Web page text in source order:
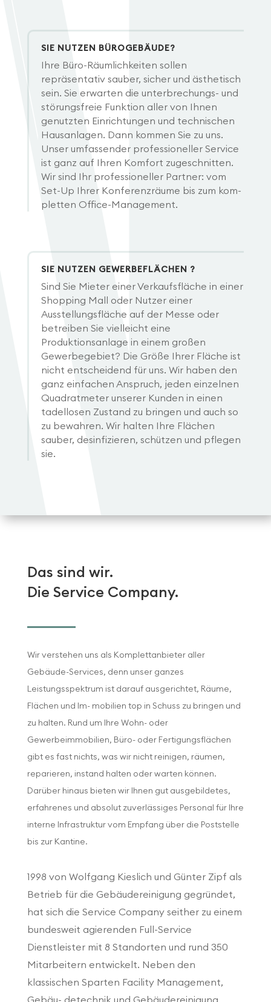
SIE NUTZEN BÜROGEBÄUDE?
Ihre Büro-Räumlichkeiten sollen
repräsentativ sauber, sicher und ästhetisch
sein. Sie erwarten die unterbrechungs- und
störungsfreie Funktion aller von Ihnen
genutzten Einrichtungen und technischen
Hausanlagen. Dann kommen Sie zu uns.
Unser umfassender professioneller Service
ist ganz auf Ihren Komfort zugeschnitten.
Wir sind Ihr professioneller Partner: vom
Set-Up Ihrer Konferenzräume bis zum kom-
pletten Office-Management.
SIE NUTZEN GEWERBEFLÄCHEN ?
Sind Sie Mieter einer Verkaufsfläche in einer
Shopping Mall oder Nutzer einer
Ausstellungsfläche auf der Messe oder
betreiben Sie vielleicht eine
Produktionsanlage in einem großen
Gewerbegebiet? Die Größe Ihrer Fläche ist
nicht entscheidend für uns. Wir haben den
ganz einfachen Anspruch, jeden einzelnen
Quadratmeter unserer Kunden in einen
tadellosen Zustand zu bringen und auch so
zu bewahren. Wir halten Ihre Flächen
sauber, desinfizieren, schützen und pflegen
sie.
Das sind wir.
Die Service Company.
Wir verstehen uns als Komplettanbieter aller
Gebäude-Services, denn unser ganzes
Leistungsspektrum ist darauf ausgerichtet, Räume,
Flächen und Im- mobilien top in Schuss zu bringen und
zu halten. Rund um Ihre Wohn- oder
Gewerbeimmobilien, Büro- oder Fertigungsflächen
gibt es fast nichts, was wir nicht reinigen, räumen,
reparieren, instand halten oder warten können.
Darüber hinaus bieten wir Ihnen gut ausgebildetes,
erfahrenes und absolut zuverlässiges Personal für Ihre
interne Infrastruktur vom Empfang über die Poststelle
bis zur Kantine.
1998 von Wolfgang Kieslich und Günter Zipf als
Betrieb für die Gebäudereinigung gegründet,
hat sich die Service Company seither zu einem
bundesweit agierenden Full-Service
Dienstleister mit 8 Standorten und rund 350
Mitarbeitern entwickelt. Neben den
klassischen Sparten Facility Management,